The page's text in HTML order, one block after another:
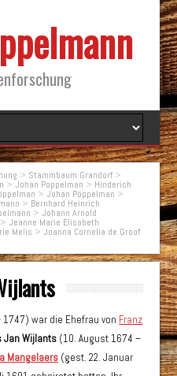
> Stammbaum Grandorf>
>Johan Poppelman > Hinderich
>Johan Pöppelman >
> Bernhard Heinrich
>Johann Arnold
>Jeanne Marie Elisabeth
Melis >Joanna Cornelia de Groof
1747) war die Ehefrau von Franz
Jan Wijlants (10. August 1674 –
Mangelaers (gest. 22. Januar